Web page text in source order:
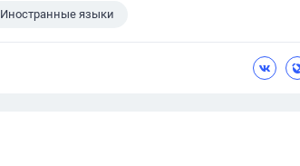
Иностранные языки